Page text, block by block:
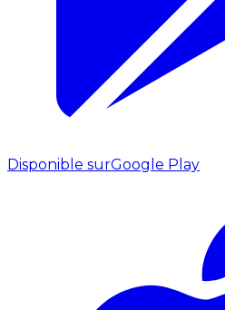
Disponible surGoogle Play